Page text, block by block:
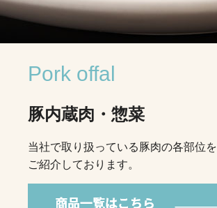
Pork offal
豚内蔵肉・惣菜
当社で取り扱っている豚肉の各部位を
ご紹介しております。